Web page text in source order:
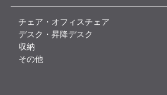
チェア・オフィスチェア
デスク・昇降デスク
収納
その他